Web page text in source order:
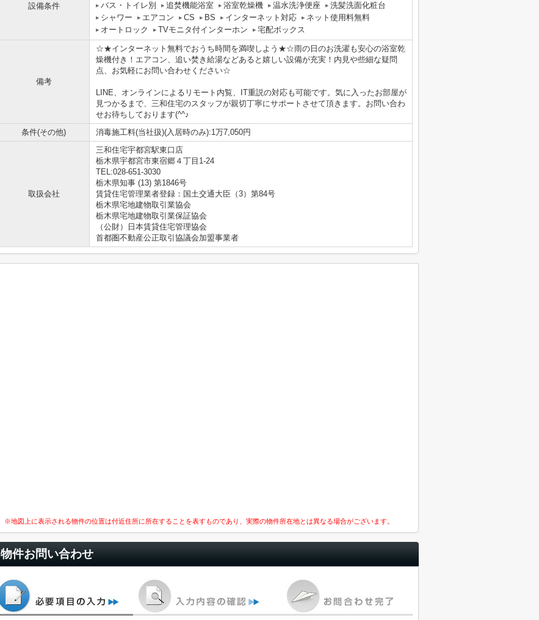
設備条件
バス・トイレ別
追焚機能浴室 浴室乾燥機 温水洗浄便座
洗髪洗面化粧台
シャワー
エアコン CS BS インターネット対応
ネット使用料無料
オートロック
TVモニタ付インターホン 宅配ボックス
備考
☆★インターネット無料でおうち時間を満喫しよう★☆雨の日のお洗濯も安心の浴室乾
燥機付き！エアコン、追い焚き給湯などあると嬉しい設備が充実！内見や些細な疑問
点、お気軽にお問い合わせください☆
LINE、オンラインによるリモート内覧、IT重説の対応も可能です。気に入ったお部屋が
見つかるまで、三和住宅のスタッフが親切丁寧にサポートさせて頂きます。お問い合わ
せお待ちしております(^^♪
条件(その他)
消毒施工料(当社扱)(入居時のみ):1万7,050円
取扱会社
三和住宅宇都宮駅東口店
栃木県宇都宮市東宿郷４丁目1-24
TEL:028-651-3030
栃木県知事 (13) 第1846号
賃貸住宅管理業者登録：国土交通大臣（3）第84号
栃木県宅地建物取引業協会
栃木県宅地建物取引業保証協会
（公財）日本賃貸住宅管理協会
首都圏不動産公正取引協議会加盟事業者
※地図上に表示される物件の位置は付近住所に所在することを表すものであり、実際の物件所在地とは異なる場合がございます。
物件お問い合わせ